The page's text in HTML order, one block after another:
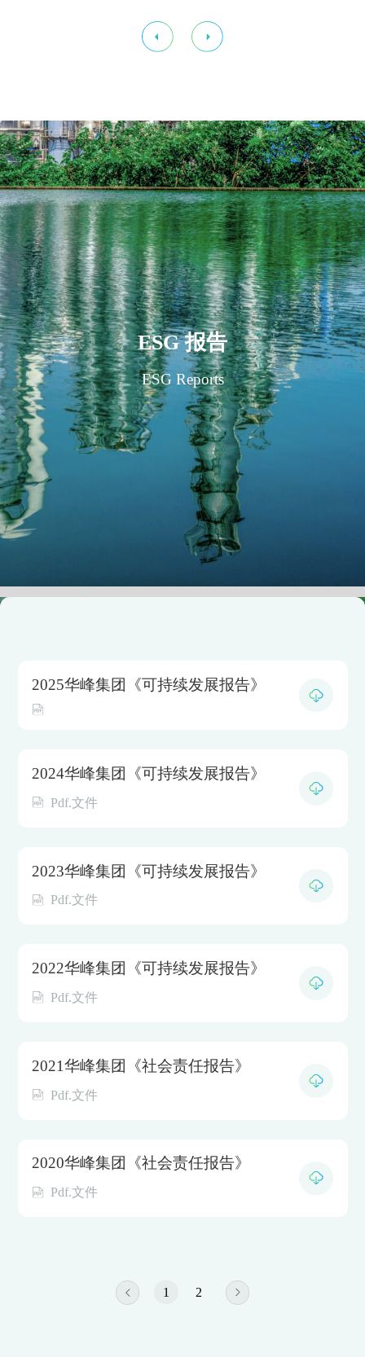
ESG 报告
ESG Reports
2025华峰集团《可持续发展报告》
2024华峰集团《可持续发展报告》
Pdf.文件
2023华峰集团《可持续发展报告》
Pdf.文件
2022华峰集团《可持续发展报告》
Pdf.文件
2021华峰集团《社会责任报告》
Pdf.文件
2020华峰集团《社会责任报告》
Pdf.文件
1 2